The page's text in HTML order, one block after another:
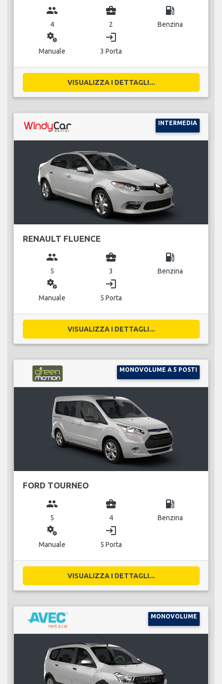
group
4
business_center
2
local_gas_station
Benzina
miscellaneous_services
Manuale
login
3 Porta
VISUALIZZA I DETTAGLI...
INTERMEDIA
RENAULT FLUENCE
group
5
business_center
3
local_gas_station
Benzina
miscellaneous_services
Manuale
login
5 Porta
VISUALIZZA I DETTAGLI...
MONOVOLUME A 5 POSTI
FORD TOURNEO
group
5
business_center
4
local_gas_station
Benzina
miscellaneous_services
Manuale
login
5 Porta
VISUALIZZA I DETTAGLI...
MONOVOLUME